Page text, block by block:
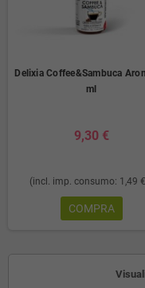
Delixia Coffee&Sambuca
ml
9,30 €
(incl. imp. consumo: 1,49
COMPRA